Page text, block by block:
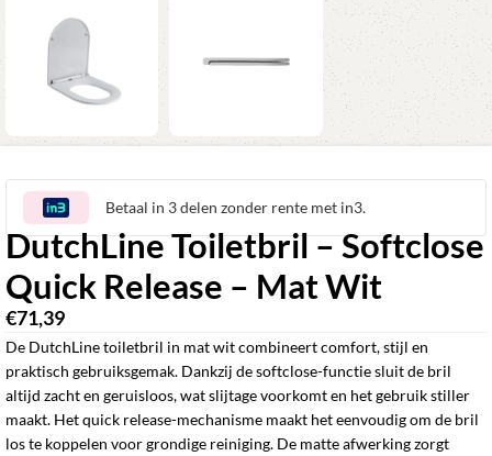
Betaal in 3 delen zonder rente met in3.
DutchLine Toiletbril – Softclose
Quick Release – Mat Wit
€71,39
De DutchLine toiletbril in mat wit combineert comfort, stijl en
praktisch gebruiksgemak. Dankzij de softclose-functie sluit de bril
altijd zacht en geruisloos, wat slijtage voorkomt en het gebruik stiller
maakt. Het quick release-mechanisme maakt het eenvoudig om de bril
los te koppelen voor grondige reiniging. De matte afwerking zorgt